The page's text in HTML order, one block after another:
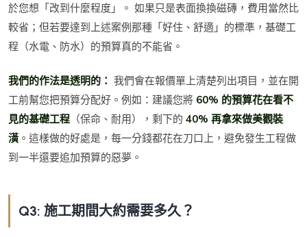
於您想「改到什麼程度」。 如果只是表面換換磁磚，費用當然比
較省；但若要達到上述案例那種「好住、舒適」的標準，基礎工
程（水電、防水）的預算真的不能省。
我們的作法是透明的： 我們會在報價單上清楚列出項目，並在開
工前幫您把預算分配好。例如：建議您將 60% 的預算花在看不
見的基礎工程 （保命、耐用），剩下的 40% 再拿來做美觀裝
潢 。這樣做的好處是，每一分錢都花在刀口上，避免發生工程做
到一半還要追加預算的惡夢。
Q3: 施工期間大約需要多久？